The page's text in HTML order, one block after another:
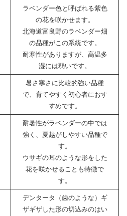
ラベンダー色と呼ばれる紫色
の花を咲かせます。
北海道富良野のラベンダー畑
の品種がこの系統です。
耐寒性がありますが、高温多
湿には弱いです。
暑さ寒さに比較的強い品種
で、育てやすく初心者におす
すめです。
耐暑性がラベンダーの中では
強く、夏越がしやすい品種で
す。
ウサギの耳のような形をした
花を咲かせることも特徴で
す。
デンタータ（歯のような）ギ
ザギザした形の切込みのはい